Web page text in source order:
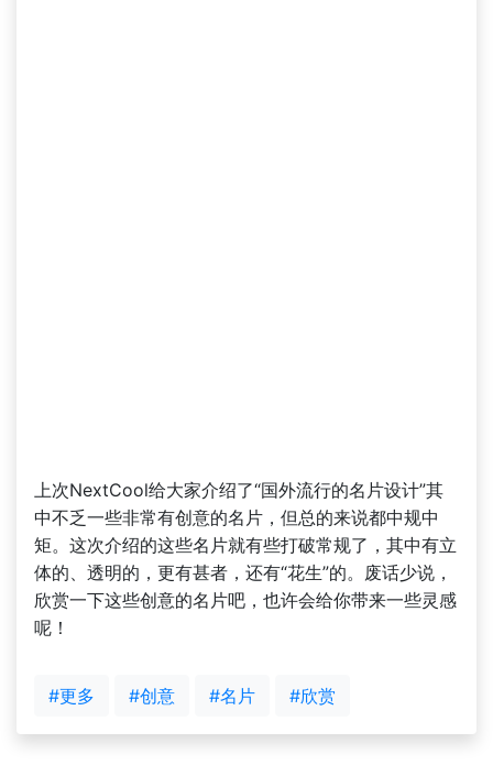
上次NextCool给大家介绍了“国外流行的名片设计”其
中不乏一些非常有创意的名片，但总的来说都中规中
矩。这次介绍的这些名片就有些打破常规了，其中有立
体的、透明的，更有甚者，还有“花生”的。废话少说，
欣赏一下这些创意的名片吧，也许会给你带来一些灵感
呢！
#更多 #创意 #名片 #欣赏